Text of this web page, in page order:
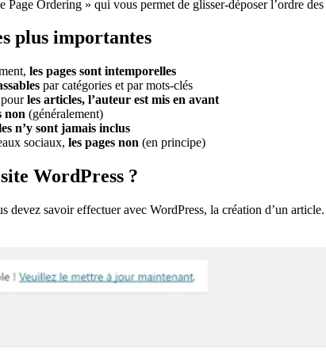
Ordering » qui vous permet de glisser-déposer l’ordre des
plus importantes
les pages sont intemporelles
par catégories et par mots-clés
les articles, l’auteur est mis en avant
non (généralement)
n’y sont jamais inclus
sociaux, les pages non (en principe)
WordPress ?
savoir effectuer avec WordPress, la création d’un